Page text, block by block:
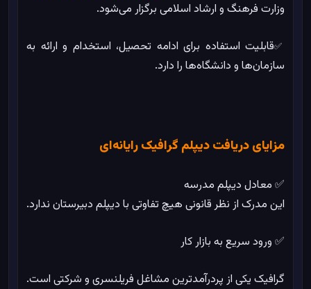
وزارت فرهنگ و ارشاد اسلامی برگزار می‌شود.
✅قابلیت استفاده برای ادامه تحصیل، استخدام و ارائه به
سازمان‌ها و دانشگاه‌ها را دارد.
مزایای دریافت دیپلم گرافیک رایانه‌ای
✅ معادل دیپلم مدرسه
این مدرک از نظر قانونی هیچ تفاوتی با دیپلم دبیرستان ندارد.
✅ ورود سریع به بازار کار
گرافیک یکی از پردرآمدترین مشاغل فریلنسری و شرکتی است.